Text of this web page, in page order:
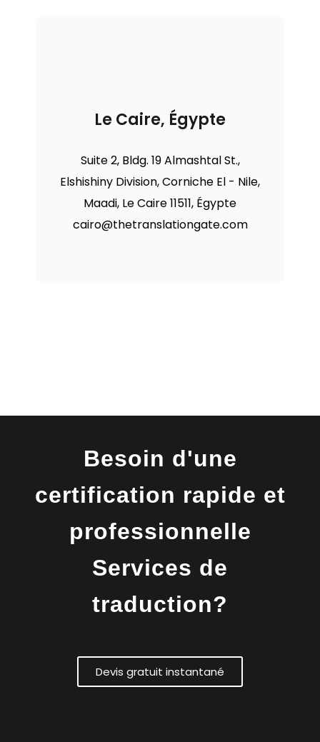
Le Caire, Égypte
Suite 2, Bldg. 19 Almashtal St.,
Elshishiny Division, Corniche El - Nile,
Maadi, Le Caire 11511, Égypte
cairo@thetranslationgate.com
Besoin d'une
certification rapide et
professionnelle
Services de
traduction?
Devis gratuit instantané